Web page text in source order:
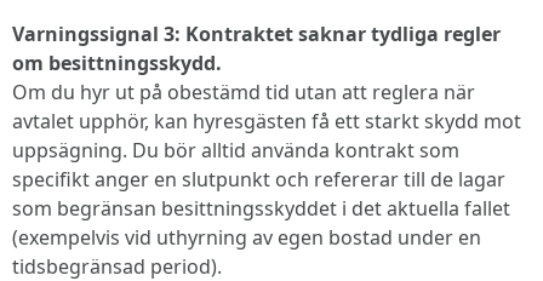
Varningssignal 3: Kontraktet saknar tydliga regler
om besittningsskydd.
Om du hyr ut på obestämd tid utan att reglera när
avtalet upphör, kan hyresgästen få ett starkt skydd mot
uppsägning. Du bör alltid använda kontrakt som
specifikt anger en slutpunkt och refererar till de lagar
som begränsan besittningsskyddet i det aktuella fallet
(exempelvis vid uthyrning av egen bostad under en
tidsbegränsad period).